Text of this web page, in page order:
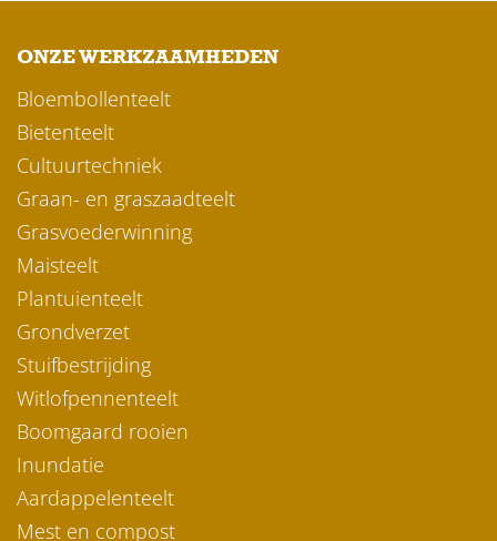
ONZE WERKZAAMHEDEN
Bloembollenteelt
Bietenteelt
Cultuurtechniek
Graan- en graszaadteelt
Grasvoederwinning
Maisteelt
Plantuienteelt
Grondverzet
Stuifbestrijding
Witlofpennenteelt
Boomgaard rooien
Inundatie
Aardappelenteelt
Mest en compost